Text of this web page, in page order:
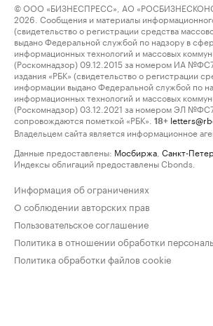
© ООО «БИЗНЕСПРЕСС», АО
2026. Сообщения и материалы
(свидетельство о регистрации средства
выдано Федеральной службой по надзору в
информационных технологий и массовых
(Роскомнадзор) 09.12.2015 за номером ИА
издания «РБК» (свидетельство о регистрации
информации выдано Федеральной службой по
информационных технологий и массовых
(Роскомнадзор) 03.12.2021 за номером ЭЛ
сопровождаются пометкой «РБК».
18+
Владельцем сайта является информационное
Данные предоставлены: Мосбиржа Санкт-
Индексы облигаций предоставлены Cbonds.
Информация об ограничениях
О соблюдении авторских прав
Пользовательское соглашение
Политика в отношении обработки
Политика обработки файлов cookie